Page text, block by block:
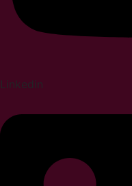
Linkedin